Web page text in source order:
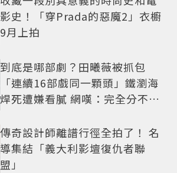
影史！「穿Prada的惡魔2」衣櫥
9月上拍
到底是哪部劇？田曦薇被抓包
「連續16部戲同一顆頭」鐵瀏海
焊死遭嫌看膩 網嘆：完全分不出
傳奇設計師離譜行徑全拍了！ 名
導集結「義大利影壇復仇者聯
盟」